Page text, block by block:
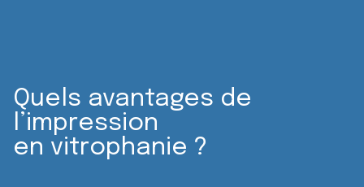
Quels avantages de
l’impression
en vitrophanie ?